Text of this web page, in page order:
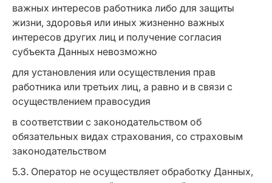
важных интересов работника либо для защиты
жизни, здоровья или иных жизненно важных
интересов других лиц и получение согласия
субъекта Данных невозможно
для установления или осуществления прав
работника или третьих лиц, а равно и в связи с
осуществлением правосудия
в соответствии с законодательством об
обязательных видах страхования, со страховым
законодательством
5.3. Оператор не осуществляет обработку Данных,